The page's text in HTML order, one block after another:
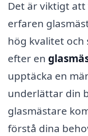
Det är viktigt
erfaren
hög kvalitet och
efter en
upptäcka en
underlättar din
glasmästare
förstå dina